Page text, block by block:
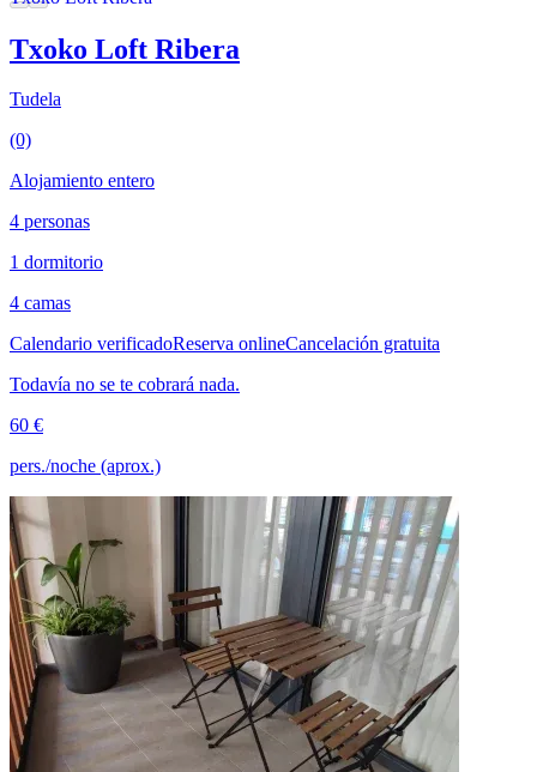
Txoko Loft Ribera
Tudela
(0)
Alojamiento entero
4 personas
1 dormitorio
4 camas
Calendario verificadoReserva onlineCancelación gratuita
Todavía no se te cobrará nada.
60 €
pers./noche (aprox.)